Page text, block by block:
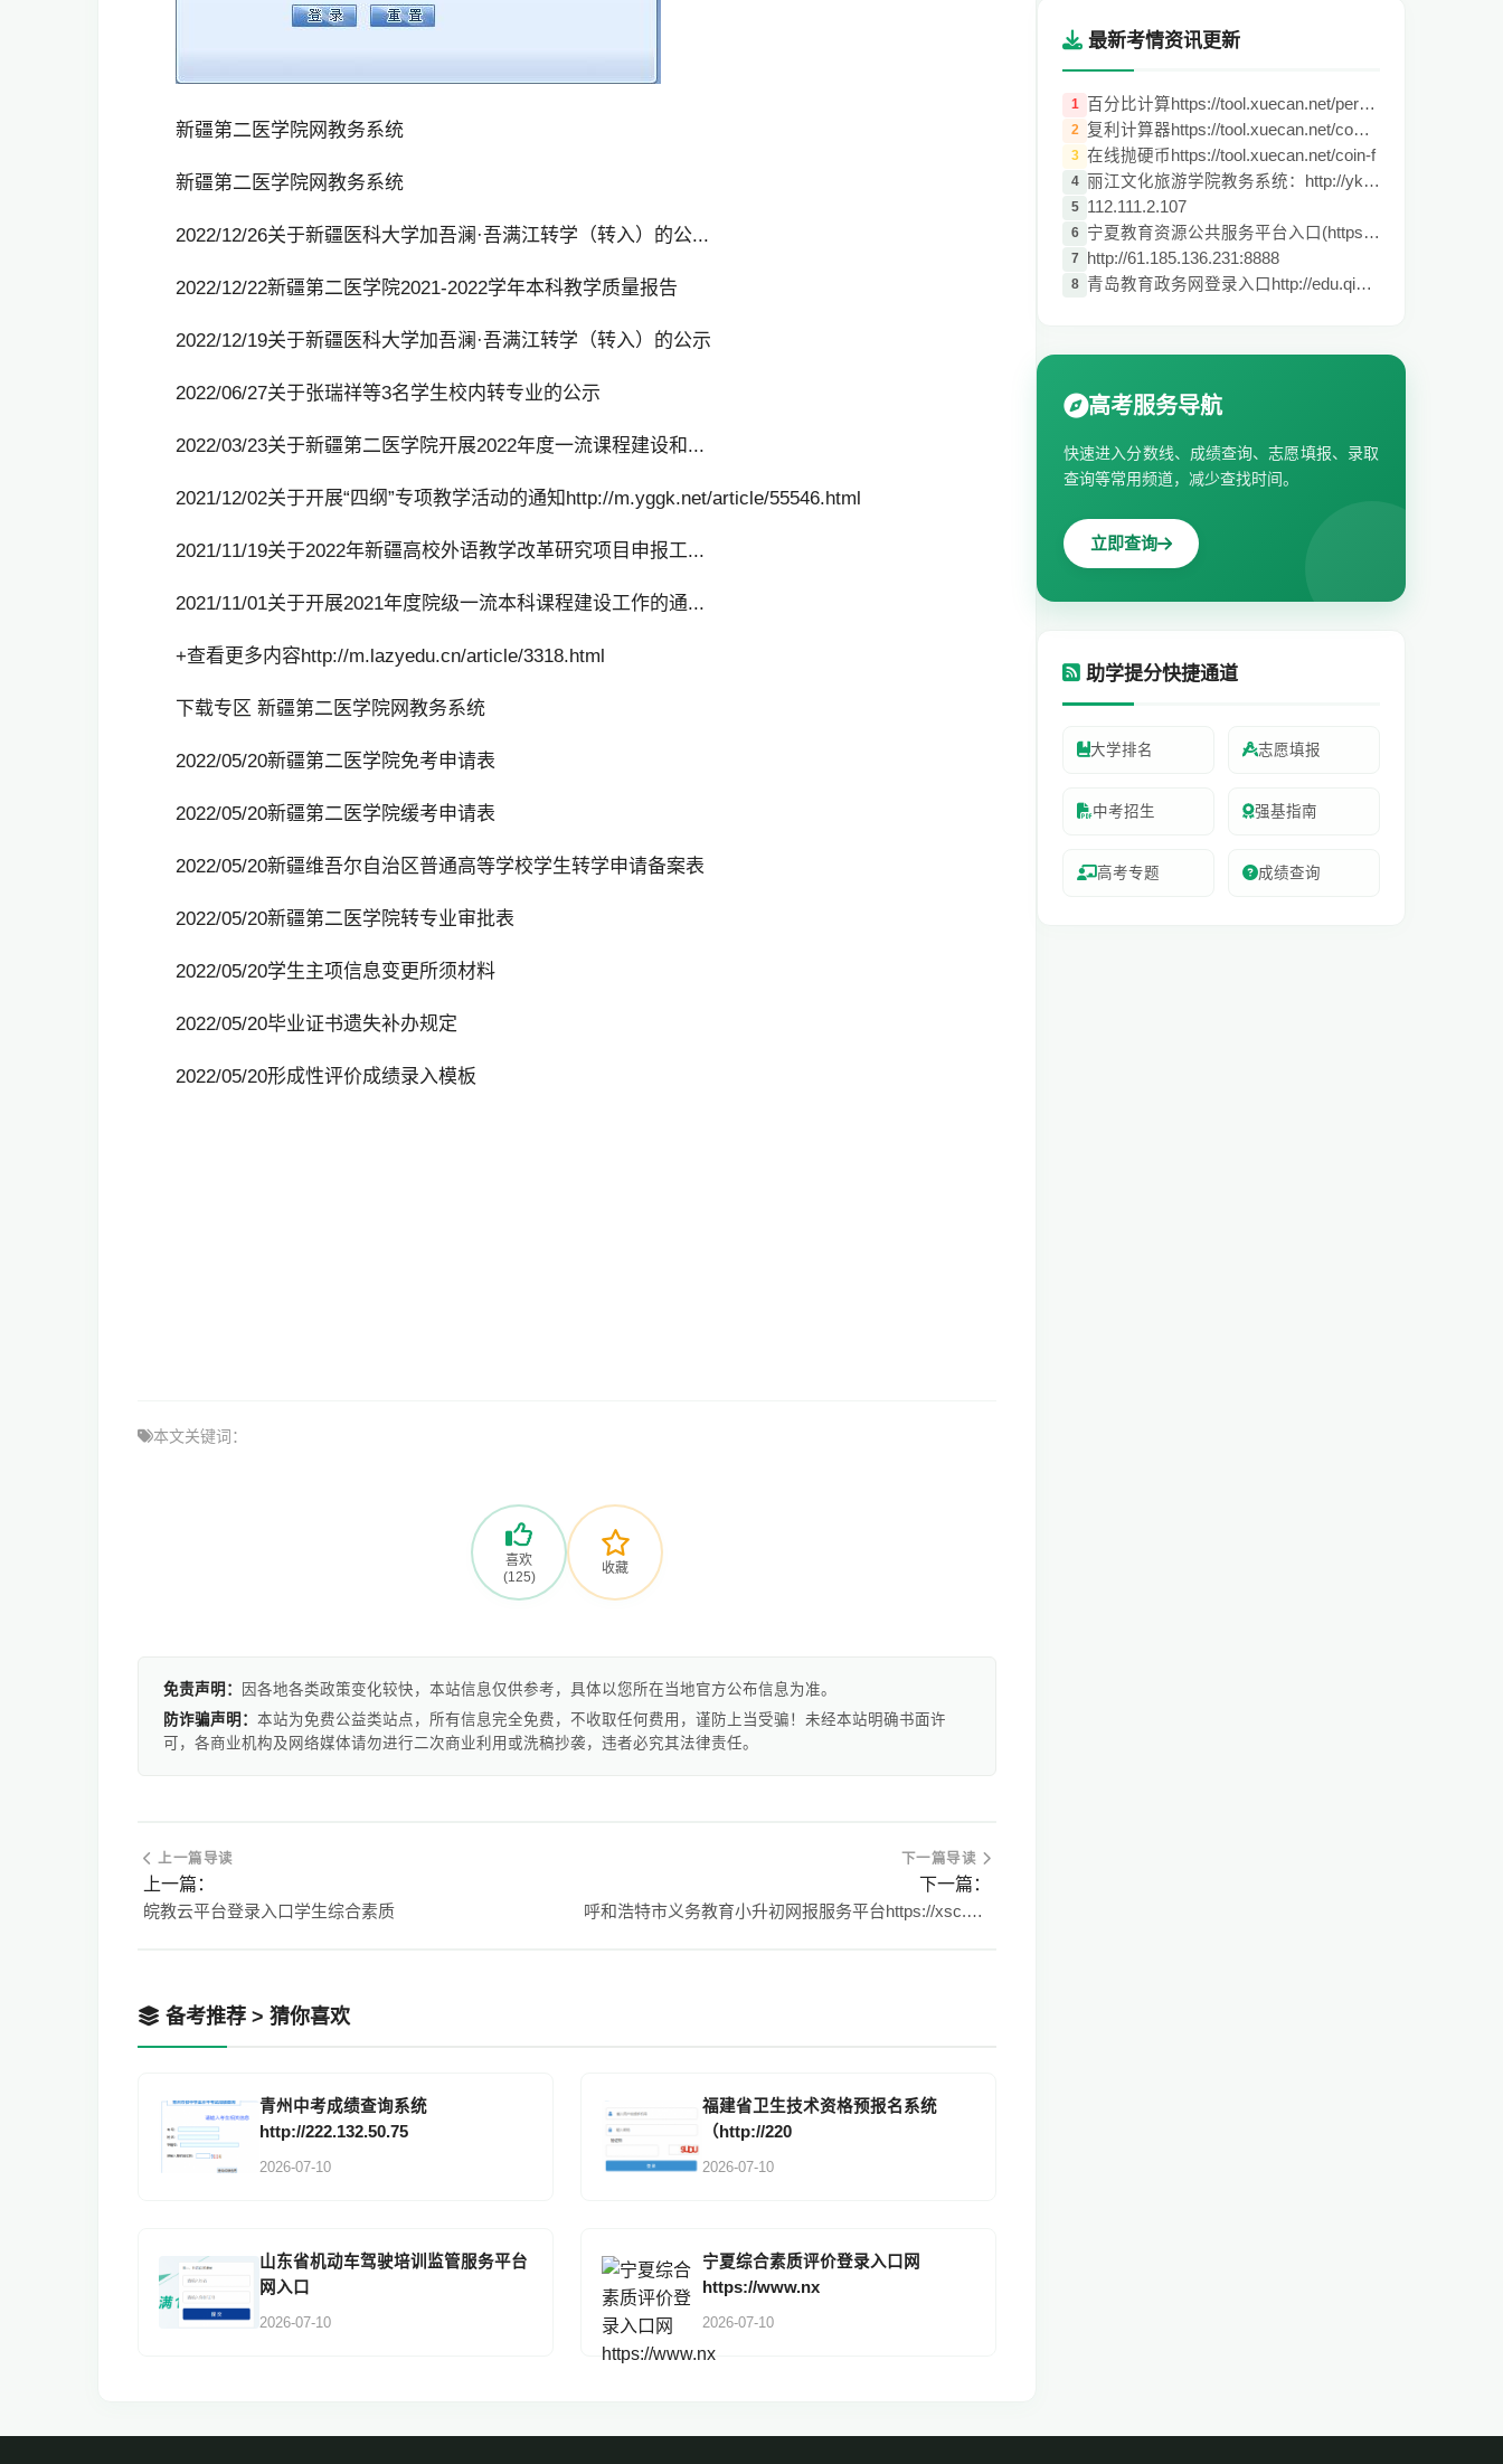
新疆第二医学院网教务系统
新疆第二医学院网教务系统
2022/12/26关于新疆医科大学加吾澜·吾满江转学（转入）的公...
2022/12/22新疆第二医学院2021-2022学年本科教学质量报告
2022/12/19关于新疆医科大学加吾澜·吾满江转学（转入）的公示
2022/06/27关于张瑞祥等3名学生校内转专业的公示
2022/03/23关于新疆第二医学院开展2022年度一流课程建设和...
2021/12/02关于开展“四纲”专项教学活动的通知http://m.yggk.net/article/55546.html
2021/11/19关于2022年新疆高校外语教学改革研究项目申报工...
2021/11/01关于开展2021年度院级一流本科课程建设工作的通...
+查看更多内容http://m.lazyedu.cn/article/3318.html
下载专区 新疆第二医学院网教务系统
2022/05/20新疆第二医学院免考申请表
2022/05/20新疆第二医学院缓考申请表
2022/05/20新疆维吾尔自治区普通高等学校学生转学申请备案表
2022/05/20新疆第二医学院转专业审批表
2022/05/20学生主项信息变更所须材料
2022/05/20毕业证书遗失补办规定
2022/05/20形成性评价成绩录入模板
本文关键词：
喜欢
(125)
收藏
免责声明：
因各地各类政策变化较快，本站信息仅供参考，具体以您所在当地官方公布信息为准。
防诈骗声明： 本站为免费公益类站点，所有信息完全免费，不收取任何费用，谨防上当受骗！未经本站明确书面许
可，各商业机构及网络媒体请勿进行二次商业利用或洗稿抄袭，违者必究其法律责任。
上一篇导读
上一篇：
皖教云平台登录入口学生综合素质
下一篇导读
下一篇：
呼和浩特市义务教育小升初网报服务平台https://xsc.hhkszx.cn/user/result
备考推荐 > 猜你喜欢
青州中考成绩查询系统
http://222.132.50.75
2026-07-10
福建省卫生技术资格预报名系统
（http://220
2026-07-10
山东省机动车驾驶培训监管服务平台
网入口
2026-07-10
宁夏综合素质评价登录入口网
https://www.nx
2026-07-10
最新考情资讯更新
1 百分比计算https://tool.xuecan.net/percen
2 复利计算器https://tool.xuecan.net/compou
3 在线抛硬币https://tool.xuecan.net/coin-f
4 丽江文化旅游学院教务系统：http://ykt.lyw
5 112.111.2.107
6 宁夏教育资源公共服务平台入口(https://www
7 http://61.185.136.231:8888
8 青岛教育政务网登录入口http://edu.qingdao
高考服务导航
快速进入分数线、成绩查询、志愿填报、录取
查询等常用频道，减少查找时间。
立即查询
助学提分快捷通道
大学排名 志愿填报
中考招生 强基指南
高考专题 成绩查询